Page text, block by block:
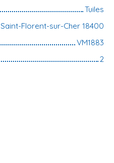
Tuiles
Saint-Florent-sur-Cher 18400
VM1883
2